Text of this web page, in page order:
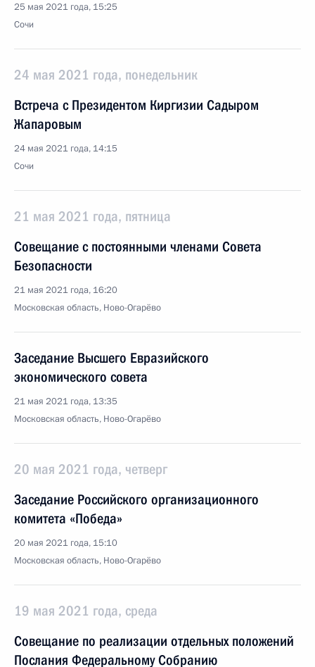
25 мая 2021 года, 15:25
Сочи
24 мая 2021 года, понедельник
Встреча с Президентом Киргизии Садыром
Жапаровым
24 мая 2021 года, 14:15
Сочи
21 мая 2021 года, пятница
Совещание с постоянными членами Совета
Безопасности
21 мая 2021 года, 16:20
Московская область, Ново-Огарёво
Заседание Высшего Евразийского
экономического совета
21 мая 2021 года, 13:35
Московская область, Ново-Огарёво
20 мая 2021 года, четверг
Заседание Российского организационного
комитета «Победа»
20 мая 2021 года, 15:10
Московская область, Ново-Огарёво
19 мая 2021 года, среда
Совещание по реализации отдельных положений
Послания Федеральному Собранию